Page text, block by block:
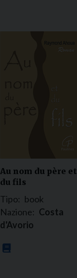
Au nom du père et
du fils
Tipo: book
Nazione: Costa
d'Avorio